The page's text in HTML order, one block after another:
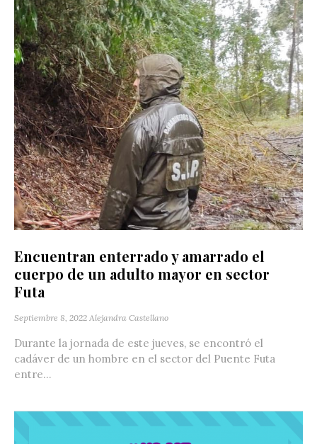
Encuentran enterrado y amarrado el
cuerpo de un adulto mayor en sector
Futa
Septiembre 8, 2022 Alejandra Castellano
Durante la jornada de este jueves, se encontró el
cadáver de un hombre en el sector del Puente Futa
entre...